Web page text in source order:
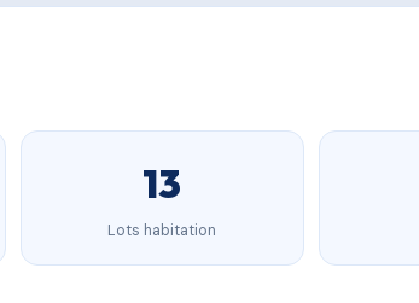
13
Lots habitation